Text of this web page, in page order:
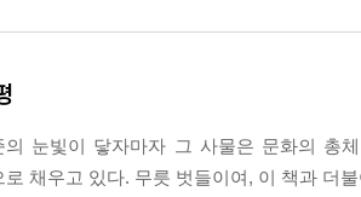
의 눈빛이 닿자마자 그 사물은 문화의 총
로 채우고 있다. 무릇 벗들이여, 이 책과 더